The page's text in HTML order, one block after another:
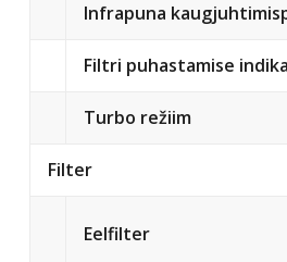
Infrapuna
Filtri puhastamise
Turbo režiim
Filter
Eelfilter